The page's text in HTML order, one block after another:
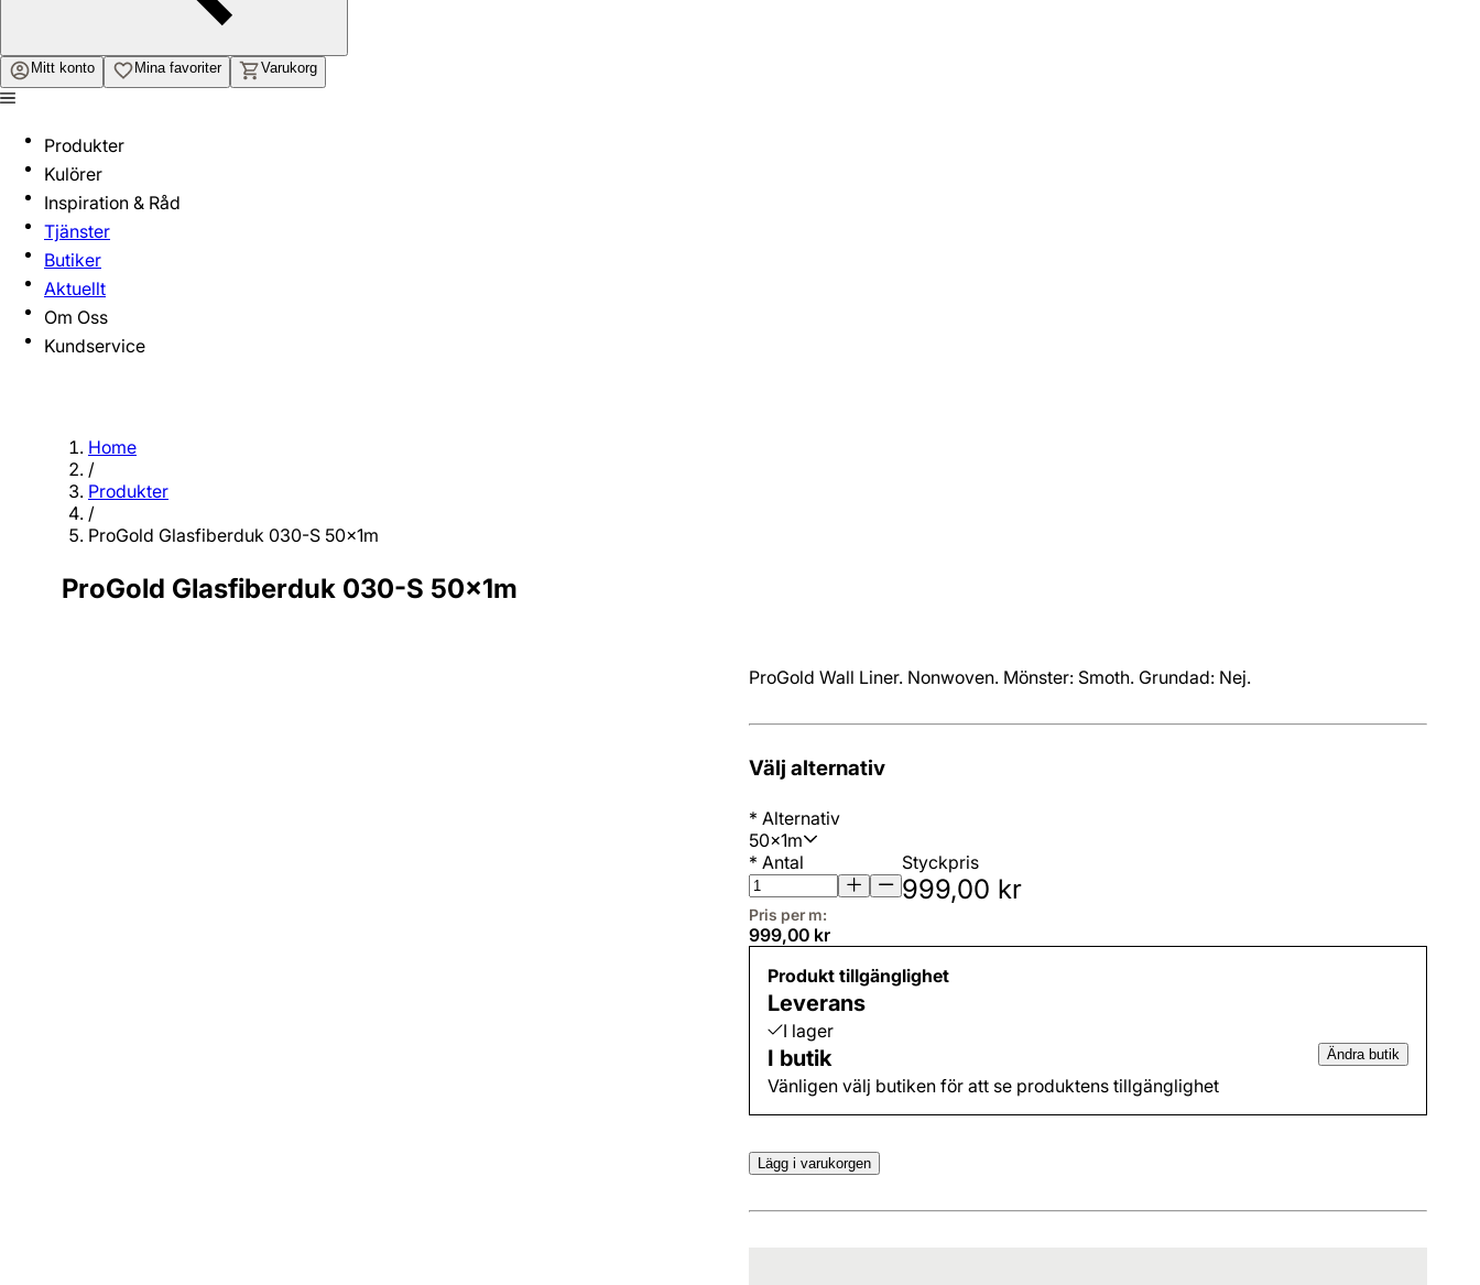
Mitt konto Mina favoriter Varukorg
Produkter
Kulörer
Inspiration & Råd
Tjänster
Butiker
Aktuellt
Om Oss
Kundservice
Home
/
Produkter
/
ProGold Glasfiberduk 030-S 50x1m
ProGold Glasfiberduk 030-S 50x1m
ProGold Wall Liner. Nonwoven. Mönster: Smoth. Grundad: Nej.
Välj alternativ
* Alternativ
50x1m
* Antal Styckpris
999,00 kr
Pris per m:
999,00 kr
Produkt tillgänglighet
Leverans
I lager
I butik
Vänligen välj butiken för att se produktens tillgänglighet
Ändra butik
Lägg i varukorgen